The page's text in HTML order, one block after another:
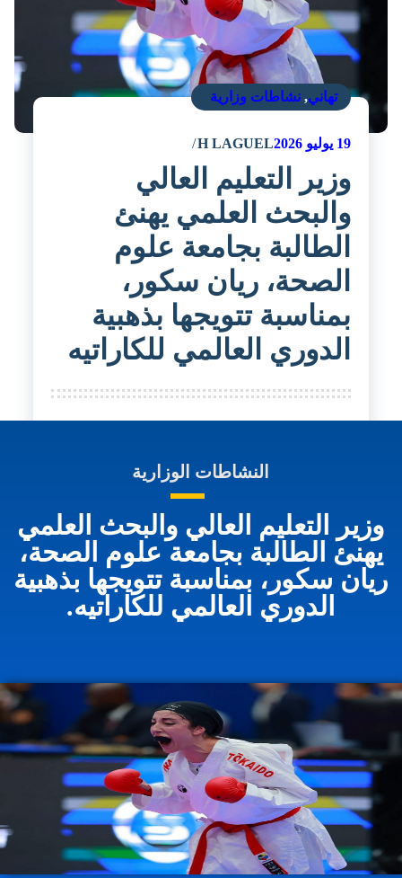
تهاني,نشاطات وزارية
19يوليو 2026 H LAGUEL
وزير التعليم العالي
والبحث العلمي يهنئ
الطالبة بجامعة علوم
الصحة، ريان سكور،
بمناسبة تتويجها بذهبية
الدوري العالمي للكاراتيه
النشاطات الوزارية
وزير التعليم العالي والبحث العلمي
يهنئ الطالبة بجامعة علوم الصحة،
ريان سكور، بمناسبة تتويجها بذهبية
الدوري العالمي للكاراتيه.